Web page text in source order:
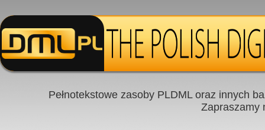
Pełnotekstowe zasoby PLDML oraz innych
Zapraszamy